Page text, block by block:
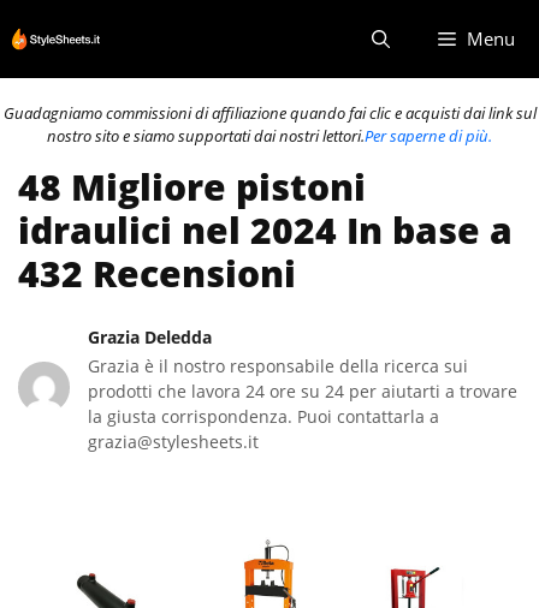
al
contenuto
Menu
Guadagniamo commissioni di affiliazione quando fai clic e acquisti dai link sul
nostro sito e siamo supportati dai nostri lettori.Per saperne di più.
48 Migliore pistoni
idraulici nel 2024 In base a
432 Recensioni
Grazia Deledda
Grazia è il nostro responsabile della ricerca sui
prodotti che lavora 24 ore su 24 per aiutarti a trovare
la giusta corrispondenza. Puoi contattarla a
grazia@stylesheets.it